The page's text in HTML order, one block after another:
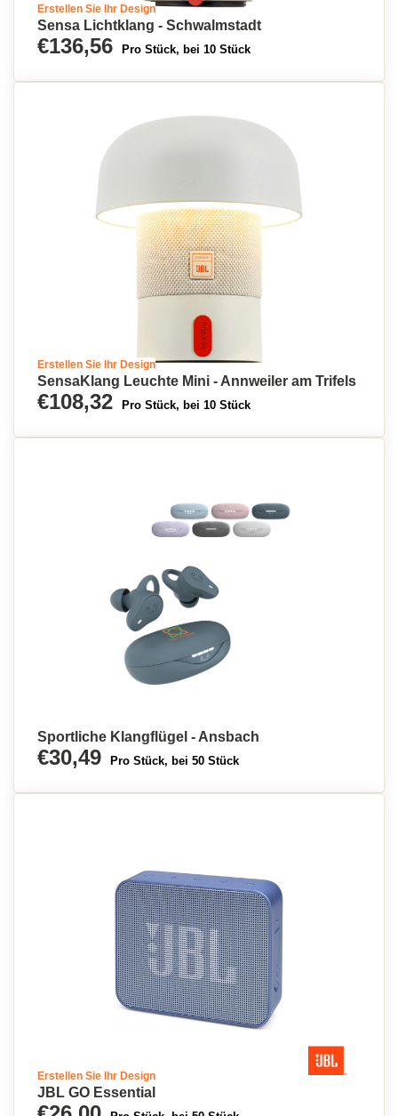
Erstellen Sie Ihr Design
Sensa Lichtklang - Schwalmstadt
€136,56 Pro Stück, bei 10 Stück
Erstellen Sie Ihr Design
SensaKlang Leuchte Mini - Annweiler am Trifels
€108,32 Pro Stück, bei 10 Stück
Sportliche Klangflügel - Ansbach
€30,49 Pro Stück, bei 50 Stück
Erstellen Sie Ihr Design
JBL GO Essential